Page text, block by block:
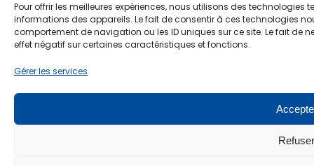
Pour offrir les meilleures expériences, nous utilisons des
informations des appareils. Le fait de consentir à ces technologies
comportement de navigation ou les ID uniques sur ce site. Le fait de
effet négatif sur certaines caractéristiques et fonctions.
Gérer les services
Refuser